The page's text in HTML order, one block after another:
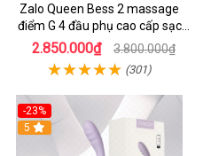
Zalo Queen Bess 2 massage
điểm G 4 đầu phụ cao cấp sạc
tiện lợi
2.850.000₫ 3.800.000₫
(301)
-23%
5